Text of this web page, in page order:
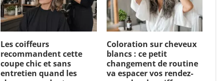
Les coiffeurs
recommandent cette
coupe chic et sans
entretien quand les
Coloration sur cheveux
blancs : ce petit
changement de routine
va espacer vos rendez-